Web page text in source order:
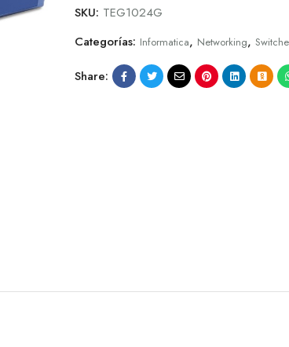
SKU: TEG1024G
Categorías: Informatica, Networking,
Share: